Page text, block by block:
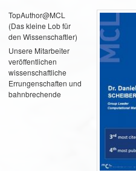
TopAuthor@MCL
(Das kleine Lob für
den Wissenschaftler)
Unsere Mitarbeiter
veröffentlichen
wissenschaftliche
Errungenschaften und
bahnbrechende